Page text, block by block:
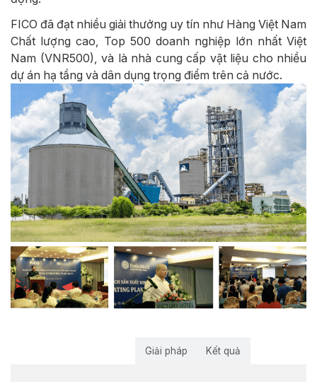
FICO đã đạt nhiều giải thưởng uy tín như Hàng Việt Nam
Chất lượng cao, Top 500 doanh nghiệp lớn nhất Việt
Nam (VNR500), và là nhà cung cấp vật liệu cho nhiều
dự án hạ tầng và dân dụng trọng điểm trên cả nước.
Giải pháp Kết quả